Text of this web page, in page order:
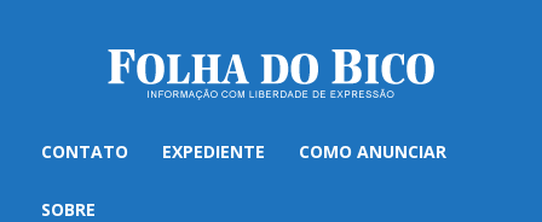
CONTATO EXPEDIENTE COMO ANUNCIAR
SOBRE